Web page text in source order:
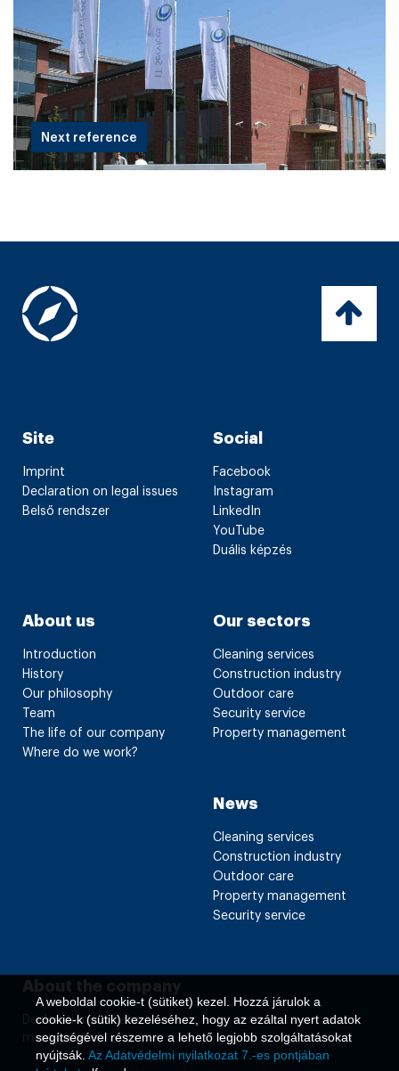
Next reference
Site
Imprint
Declaration on legal issues
Belső rendszer
Social
Facebook
Instagram
LinkedIn
YouTube
Duális képzés
About us
Introduction
History
Our philosophy
Team
The life of our company
Where do we work?
Our sectors
Cleaning services
Construction industry
Outdoor care
Security service
Property management
News
Cleaning services
Construction industry
Outdoor care
Property management
Security service
About the company
Declaration on data
management
A weboldal cookie-t (sütiket) kezel. Hozzá járulok a
cookie-k (sütik) kezeléséhez, hogy az ezáltal nyert adatok
segítségével részemre a lehető legjobb szolgáltatásokat
nyújtsák. Az Adatvédelmi nyilatkozat 7.-es pontjában